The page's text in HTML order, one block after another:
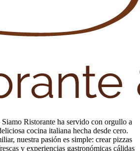
Ristorante ha servido con orgullo a
cocina italiana hecha desde cero.
nuestra pasión es simple: crear pizzas
y experiencias gastronómicas cálidas